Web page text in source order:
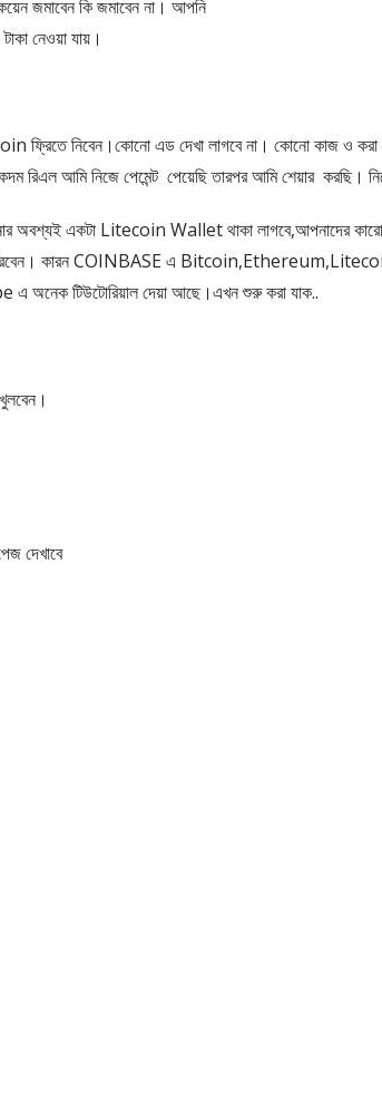
জমাবেন কি জমাবেন না। আপনি
নেওয়া যায়।
নিবেন।কোনো এড দেখা লাগবে না। কোনো কাজ ও করা
রিএল আমি নিজে পেমেন্ট পেয়েছি তারপর আমি শেয়ার করছি।
অবশ্যই একটা Litecoin Wallet থাকা লাগবে,আপনাদের
কারন COINBASE এ Bitcoin,Ethereum,Litecoin
এ অনেক টিউটোরিয়াল দেয়া আছে।এখন শুরু করা যাক..
দেখাবে